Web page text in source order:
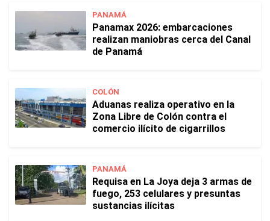
PANAMÁ
Panamax 2026: embarcaciones
realizan maniobras cerca del Canal
de Panamá
COLÓN
Aduanas realiza operativo en la
Zona Libre de Colón contra el
comercio ilícito de cigarrillos
PANAMÁ
Requisa en La Joya deja 3 armas de
fuego, 253 celulares y presuntas
sustancias ilícitas